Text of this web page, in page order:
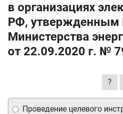
в организациях
РФ, утвержденным
Министерства
от 22.09.2020 г. №
?
Проведение целевого